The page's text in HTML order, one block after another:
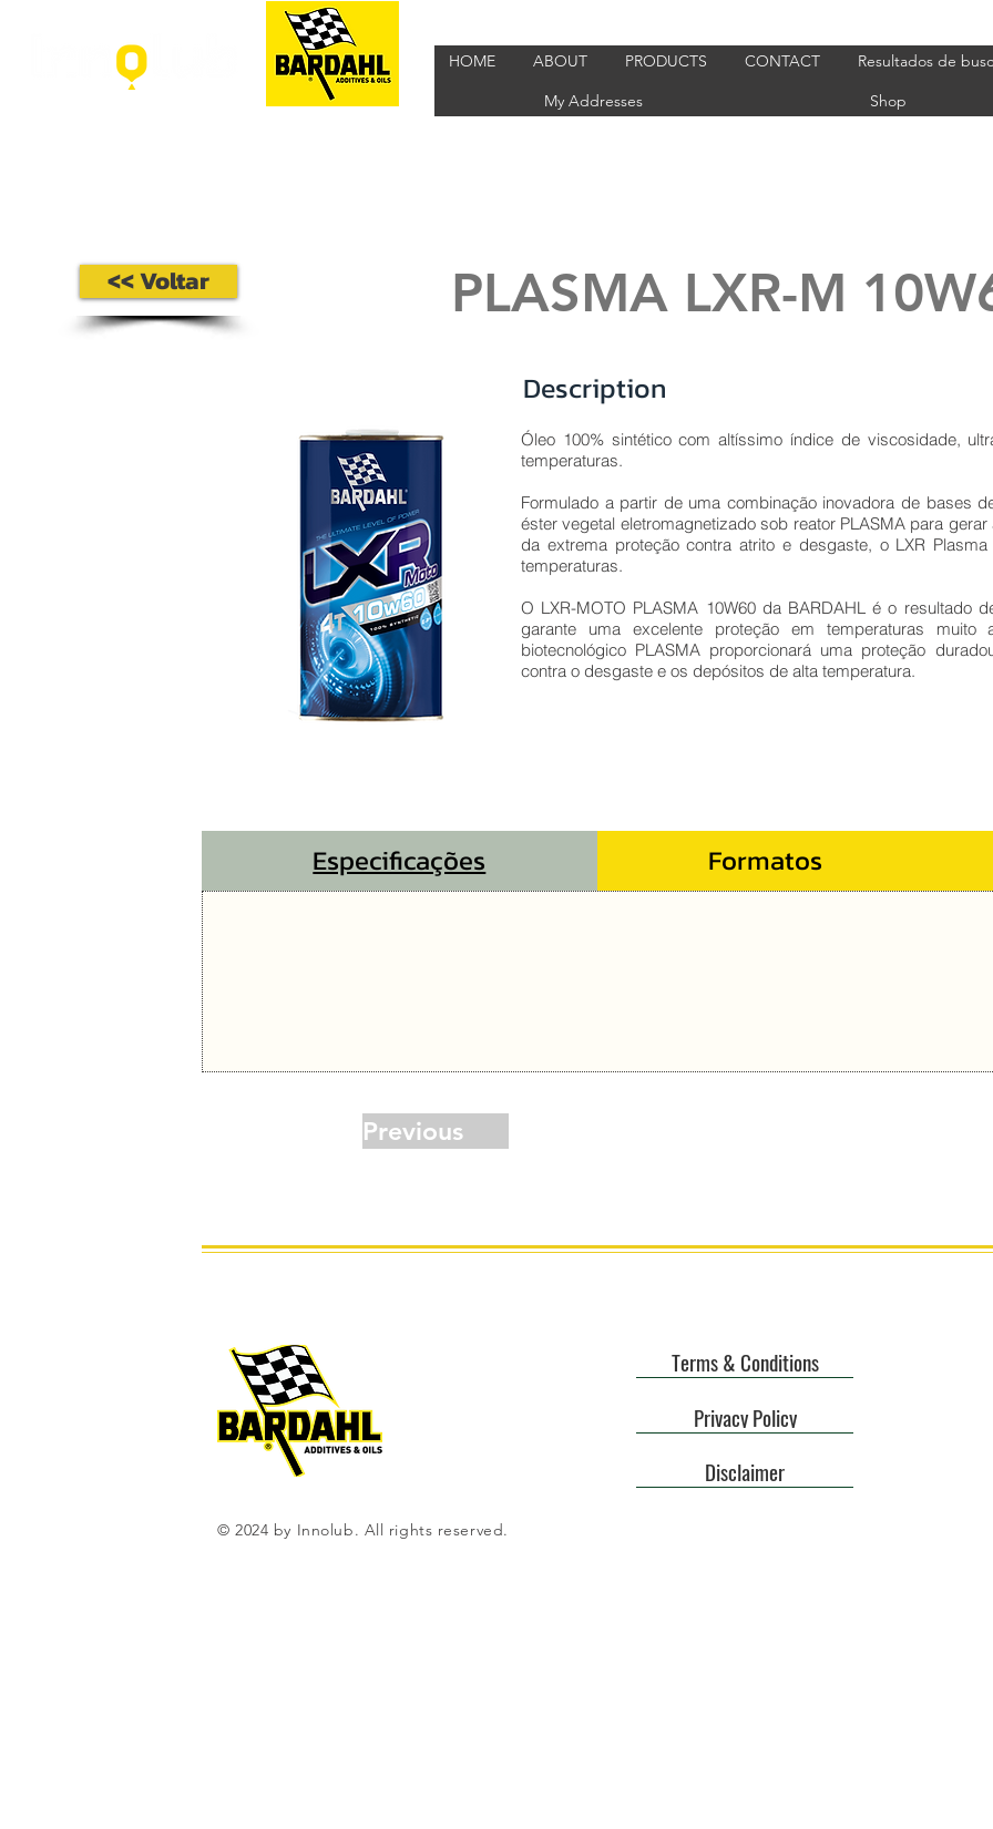
HOME ABOUT PRODUCTS CONTACT
Resultados de
My Addresses
Shop
<< Voltar PLASMA LXR-M
Description
Óleo 100% sintético com altíssimo índice de viscosidade,
temperaturas.
Formulado a partir de uma combinação inovadora de bases
éster vegetal eletromagnetizado sob reator PLASMA para
da extrema proteção contra atrito e desgaste, o LXR
temperaturas.
O LXR-MOTO PLASMA 10W60 da BARDAHL é o resultado
garante uma excelente proteção em temperaturas
biotecnológico PLASMA proporcionará uma proteção
contra o desgaste e os depósitos de alta temperatura.
Especificações Formatos
Previous
Terms & Conditions
Privacy Policy
Disclaimer
© 2024 by Innolub. All rights reserved.